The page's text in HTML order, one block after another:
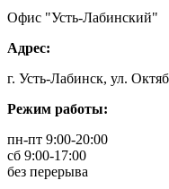
Офис "Усть-Лабинский"
Адрес:
г. Усть-Лабинск, ул.
Режим работы:
пн-пт 9:00-20:00
сб 9:00-17:00
без перерыва